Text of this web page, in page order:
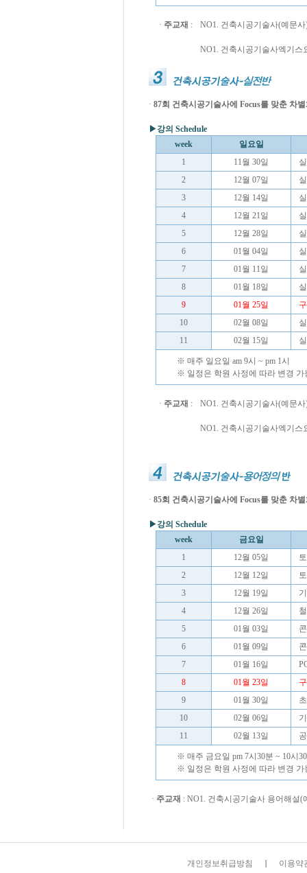
· 주교재 : NO1. 건축시공기술사(예문사
NO1. 건축시공기술사엑기스
· 87회 건축시공기술사에 Focus를 맞춘 차
▶강의 Schedule
week
일요일
1
11월 30일
2
12월 07일
3
12월 14일
4
12월 21일
5
12월 28일
6
01월 04일
7
01월 11일
8
01월 18일
9
01월 25일
10
02월 08일
11
02월 15일
※ 매주 일요일 am 9시 ~ pm 1시
※ 일정은 학원 사정에 따라 변경 가
· 주교재 : NO1. 건축시공기술사(예문사
NO1. 건축시공기술사엑기스
· 85회 건축시공기술사에 Focus를 맞춘 차
▶강의 Schedule
week
금요일
1
12월 05일
2
12월 12일
3
12월 19일
4
12월 26일
5
01월 03일
6
01월 09일
7
01월 16일
8
01월 23일
9
01월 30일
10
02월 06일
11
02월 13일
※ 매주 금요일 pm 7시30분 ~ 10시
※ 일정은 학원 사정에 따라 변경 가
· 주교재 : NO1. 건축시공기술사 용어해설(
개인정보취급방침 이용약